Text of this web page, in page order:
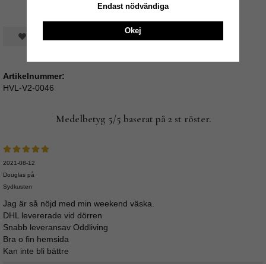
Spara som favorit
Artikelnummer:
HVL-V2-0046
Medelbetyg 5/5 baserat på2 st röster.
2021-08-12
Douglas på
Sydkusten
Jag är så nöjd med min weekend väska.
DHL levererade vid dörren
Snabb leveransav Oddliving
Bra o fin hemsida
Kan inte bli bättre
Endast nödvändiga
Okej